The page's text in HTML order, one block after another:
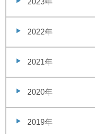
2022年
2021年
2020年
2019年